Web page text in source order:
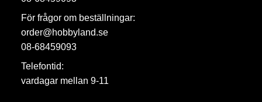
För frågor om beställningar:
order@hobbyland.se
08-68459093
Telefontid:
vardagar mellan 9-11